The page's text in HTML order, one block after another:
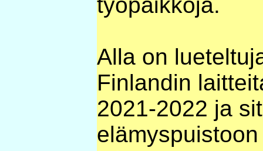
Alla on
Finlandin
2021-2022 ja